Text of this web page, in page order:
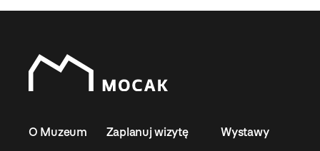
O Muzeum Zaplanuj wizytę Wystawy